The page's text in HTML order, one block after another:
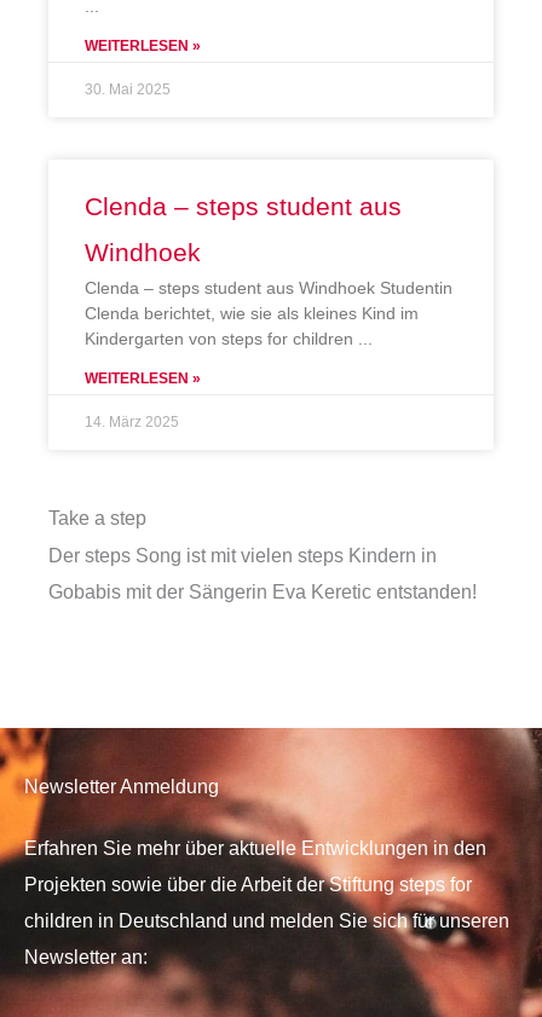
WEITERLESEN »
30. Mai 2025
Clenda – steps student aus
Windhoek
Clenda – steps student aus Windhoek Studentin
Clenda berichtet, wie sie als kleines Kind im
Kindergarten von steps for children
WEITERLESEN »
14. März 2025
Take a step
Der steps Song ist mit vielen steps Kindern in
Gobabis mit der Sängerin Eva Keretic entstanden!
Newsletter Anmeldung
Erfahren Sie mehr über aktuelle Entwicklungen in den
Projekten sowie über die Arbeit der Stiftung steps for
children in Deutschland und melden Sie sich für unseren
Newsletter an: